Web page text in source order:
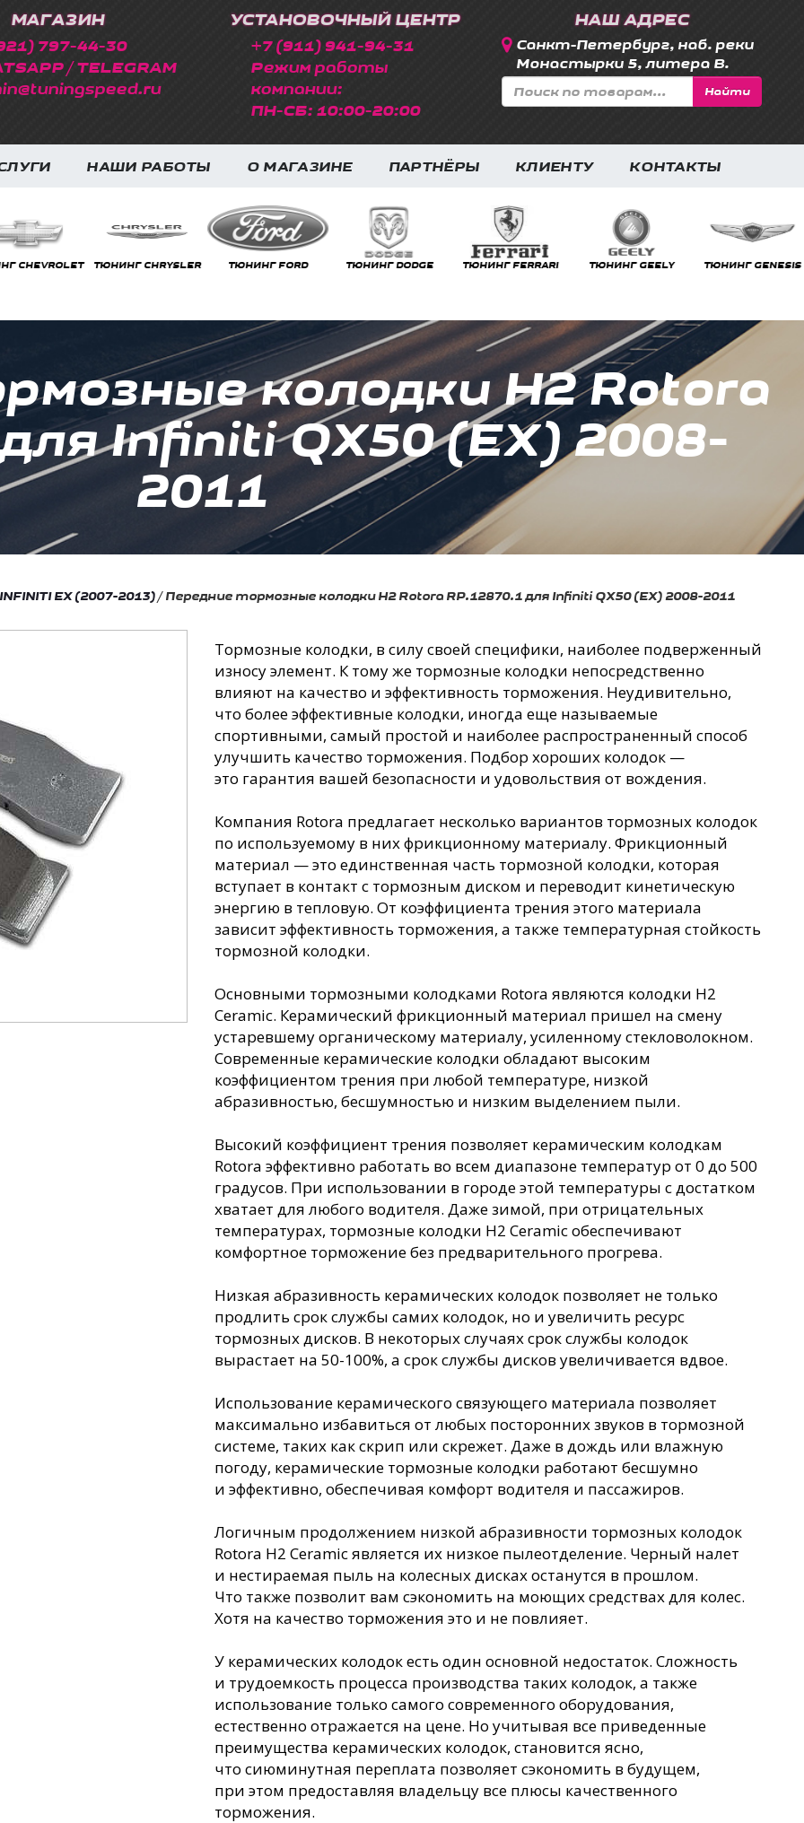
МАГАЗИН
797-44-30
/ TELEGRAM
УСТАНОВОЧНЫЙ ЦЕНТР
+7 (911) 941-94-31
Режим работы
компании:
ПН-СБ: 10:00-20:00
НАШ АДРЕС
Санкт-Петербург, наб. реки
Монастырки 5, литера В.
Найти
НАШИ РАБОТЫ О МАГАЗИНЕ ПАРТНЁРЫ КЛИЕНТУ КОНТАКТЫ
CHRYSLER ТЮНИНГ FORD ТЮНИНГ DODGE ТЮНИНГ FERRARI ТЮНИНГ GEELY ТЮНИНГ GENESIS ТЮНИНГ GMC
колодки Н2 Rotora
Infiniti QX50 (EX) 2008-
2011
EX (2007-2013) /Передние тормозные колодки Н2 Rotora RP.12870.1 для Infiniti QX50 (EX) 2008-2011
Тормозные колодки, в силу своей специфики, наиболее подверженный
износу элемент. К тому же тормозные колодки непосредственно
влияют на качество и эффективность торможения. Неудивительно,
что более эффективные колодки, иногда еще называемые
спортивными, самый простой и наиболее распространенный способ
улучшить качество торможения. Подбор хороших колодок —
это гарантия вашей безопасности и удовольствия от вождения.
Компания Rotora предлагает несколько вариантов тормозных колодок
по используемому в них фрикционному материалу. Фрикционный
материал — это единственная часть тормозной колодки, которая
вступает в контакт с тормозным диском и переводит кинетическую
энергию в тепловую. От коэффициента трения этого материала
зависит эффективность торможения, а также температурная стойкость
тормозной колодки.
Основными тормозными колодками Rotora являются колодки H2
Ceramic. Керамический фрикционный материал пришел на смену
устаревшему органическому материалу, усиленному стекловолокном.
Современные керамические колодки обладают высоким
коэффициентом трения при любой температуре, низкой
абразивностью, бесшумностью и низким выделением пыли.
Высокий коэффициент трения позволяет керамическим колодкам
Rotora эффективно работать во всем диапазоне температур от 0 до 500
градусов. При использовании в городе этой температуры с достатком
хватает для любого водителя. Даже зимой, при отрицательных
температурах, тормозные колодки H2 Ceramic обеспечивают
комфортное торможение без предварительного прогрева.
Низкая абразивность керамических колодок позволяет не только
продлить срок службы самих колодок, но и увеличить ресурс
тормозных дисков. В некоторых случаях срок службы колодок
вырастает на 50-100%, а срок службы дисков увеличивается вдвое.
Использование керамического связующего материала позволяет
максимально избавиться от любых посторонних звуков в тормозной
системе, таких как скрип или скрежет. Даже в дождь или влажную
погоду, керамические тормозные колодки работают бесшумно
и эффективно, обеспечивая комфорт водителя и пассажиров.
Логичным продолжением низкой абразивности тормозных колодок
Rotora H2 Ceramic является их низкое пылеотделение. Черный налет
и нестираемая пыль на колесных дисках останутся в прошлом.
Что также позволит вам сэкономить на моющих средствах для колес.
Хотя на качество торможения это и не повлияет.
У керамических колодок есть один основной недостаток. Сложность
и трудоемкость процесса производства таких колодок, а также
использование только самого современного оборудования,
естественно отражается на цене. Но учитывая все приведенные
преимущества керамических колодок, становится ясно,
что сиюминутная переплата позволяет сэкономить в будущем,
при этом предоставляя владельцу все плюсы качественного
торможения.